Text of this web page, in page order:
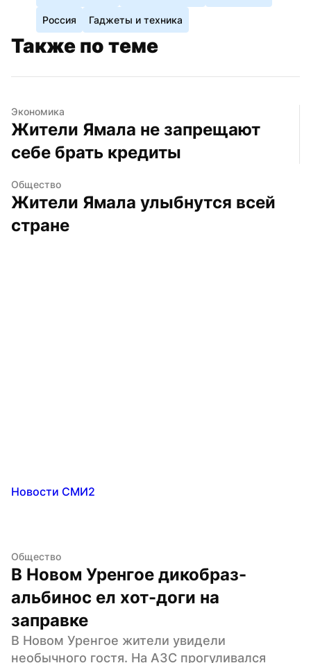
Россия Гаджеты и техника
Также по теме
Экономика
Жители Ямала не запрещают
себе брать кредиты
Общество
Жители Ямала улыбнутся всей
стране
Новости СМИ2
Общество
В Новом Уренгое дикобраз-
альбинос ел хот-доги на
заправке
В Новом Уренгое жители увидели
необычного гостя. На АЗС прогуливался